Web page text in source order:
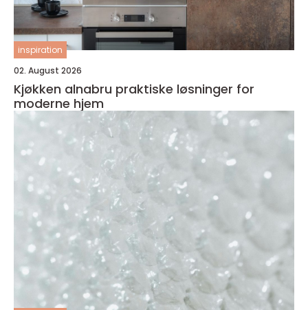
inspiration
02. August 2026
Kjøkken alnabru praktiske løsninger for
moderne hjem